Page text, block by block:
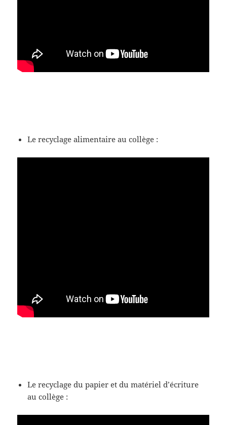
Le recyclage alimentaire au collège :
Le recyclage du papier et du matériel d’écriture
au collège :